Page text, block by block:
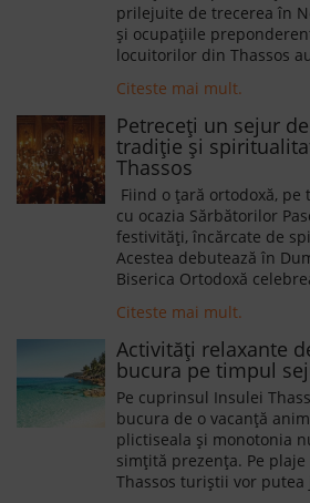
prilejuite de trecerea în
și ocupațiile
locuitorilor din Thassos
prezent.
Citeste mai mult.
Petreceți un sejur
tradiție și
Thassos
Fiind o țară ortodoxă, pe
cu ocazia Sărbătorilor
festivități, încărcate de
Acestea debutează în
Biserica Ortodoxă
Citeste mai mult.
Activități relaxante
bucura pe timpul
Pe cuprinsul Insulei
bucura de o vacanță
plictiseala și monotonia
simțită prezența. Pe
Thassos turiștii vor putea